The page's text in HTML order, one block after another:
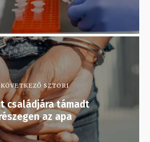
KÖVETKEZŐ SZTORI
családjára támadt
az apa